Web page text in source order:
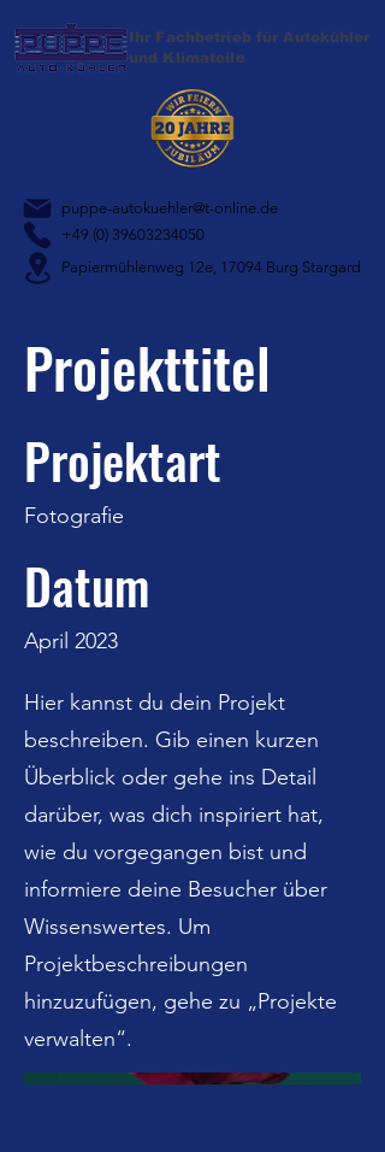
Ihr Fachbetrieb für Autokühler
und Klimateile
puppe-autokuehler@t-online.de
+49 (0) 39603234050
Papiermühlenweg 12e, 17094 Burg Stargard
Projekttitel
Projektart
Fotografie
Datum
April 2023
Hier kannst du dein Projekt
beschreiben. Gib einen kurzen
Überblick oder gehe ins Detail
darüber, was dich inspiriert hat,
wie du vorgegangen bist und
informiere deine Besucher über
Wissenswertes. Um
Projektbeschreibungen
hinzuzufügen, gehe zu „Projekte
verwalten“.